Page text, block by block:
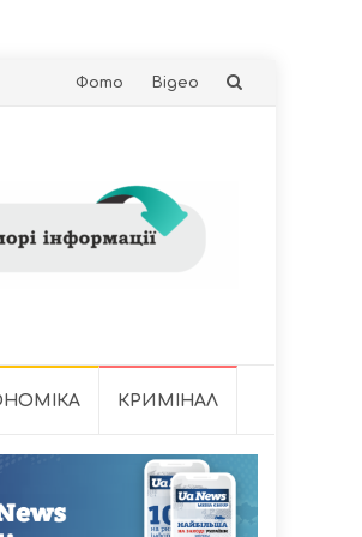
Skip
Фото Відео
КРИМІНАЛ